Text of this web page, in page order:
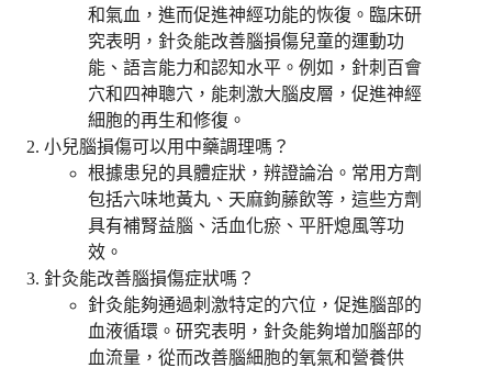
和氣血，進而促進神經功能的恢復。臨床研
究表明，針灸能改善腦損傷兒童的運動功
能、語言能力和認知水平。例如，針刺百會
穴和四神聰穴，能刺激大腦皮層，促進神經
細胞的再生和修復。
小兒腦損傷可以用中藥調理嗎？
根據患兒的具體症狀，辨證論治。常用方劑
包括六味地黃丸、天麻鉤藤飲等，這些方劑
具有補腎益腦、活血化瘀、平肝熄風等功
效。
針灸能改善腦損傷症狀嗎？
針灸能夠通過刺激特定的穴位，促進腦部的
血液循環。研究表明，針灸能夠增加腦部的
血流量，從而改善腦細胞的氧氣和營養供